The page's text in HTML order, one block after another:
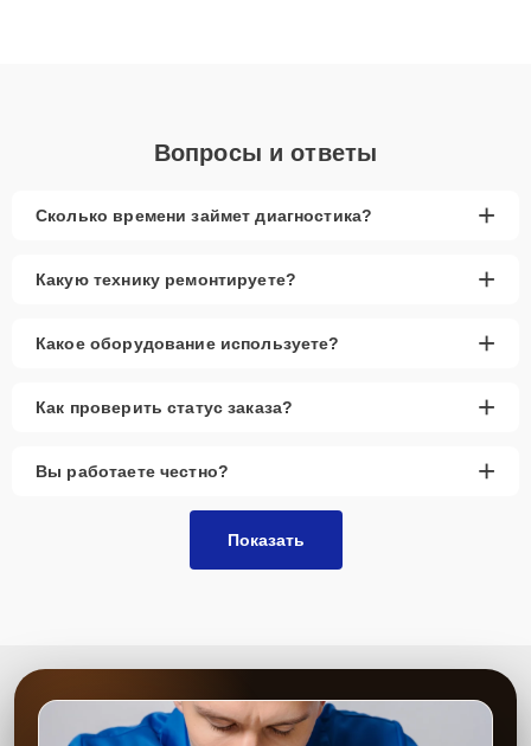
Вопросы и ответы
Сколько времени займет диагностика? +
Какую технику ремонтируете? +
Какое оборудование используете? +
Как проверить статус заказа? +
Вы работаете честно? +
Показать